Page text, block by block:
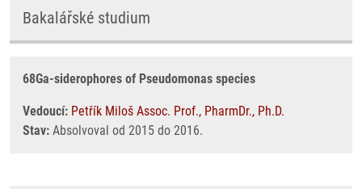
Bakalářské studium
68Ga-siderophores of Pseudomonas species
Vedoucí: Petřík Miloš Assoc. Prof., PharmDr., Ph.D.
Stav: Absolvoval od 2015 do 2016.